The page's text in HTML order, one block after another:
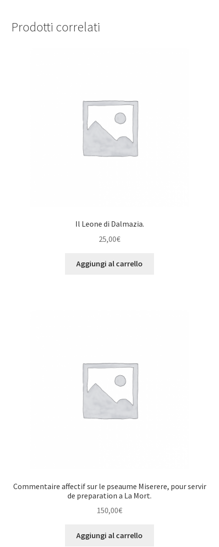
Prodotti correlati
Il Leone di Dalmazia.
25,00€
Aggiungi al carrello
Commentaire affectif sur le pseaume Miserere, pour servir
de preparation a La Mort.
150,00€
Aggiungi al carrello